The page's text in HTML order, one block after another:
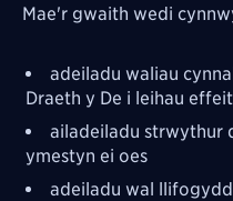
Mae'r gwaith wedi
adeiladu waliau
Draeth y De i leihau
ailadeiladu strwythur
ymestyn ei oes
adeiladu wal